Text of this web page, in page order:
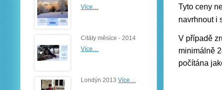
Tyto ceny
navrhnout i
V případě
minimálně
počítána
Více…
Citáty měsíce - 2014
Více…
Londýn 2013 Více…